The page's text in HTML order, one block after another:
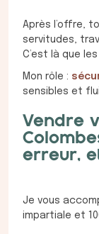
Après l’offre,
servitudes,
C’est là que
Mon rôle :
sensibles et
Vendre
erreur,
Je vous
impartiale et